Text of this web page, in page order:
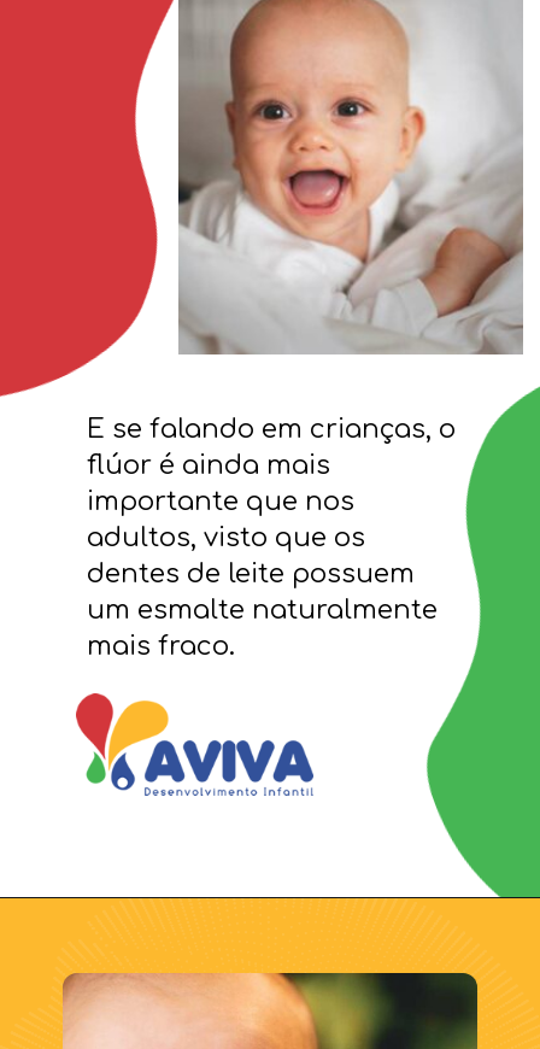
E se falando em crianças, o
flúor é ainda mais
importante que nos
adultos, visto que os
dentes de leite possuem
um esmalte naturalmente
mais fraco.